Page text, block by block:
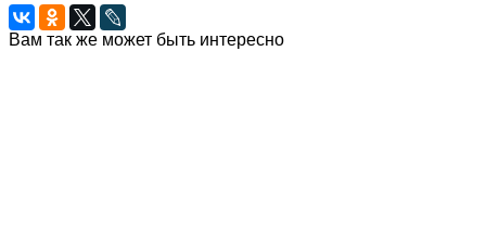
Вам так же может быть интересно